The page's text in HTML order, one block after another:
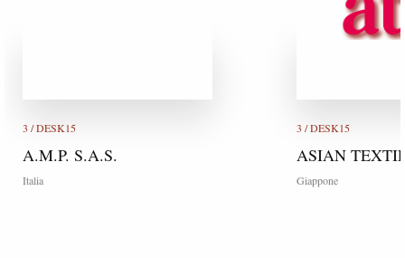
3 / DESK15
A.M.P. S.A.S.
Italia
3 / DESK15
ASIAN
Giappone